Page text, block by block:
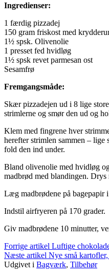
Ingredienser:
1 færdig pizzadej
150 gram friskost med
1½ spsk. Olivenolie
1 presset fed hvidløg
1½ spsk revet parmesan ost
Sesamfrø
Fremgangsmåde:
Skær pizzadejen ud i 8 lige
strimlerne og smør den ud og
Klem med fingrene hver
herefter strimlen sammen –
fold den ind under.
Bland olivenolie med hvidløg
madbrød med blandingen. Drys
Læg madbrødene på bagepapir
Indstil airfryeren på 170 grader.
Giv madbrødene 10 minutter,
Læs
videre
Forrige artikel Luftige
Næste artikel Nye små
Udgivet i Bagværk, Tilbehør